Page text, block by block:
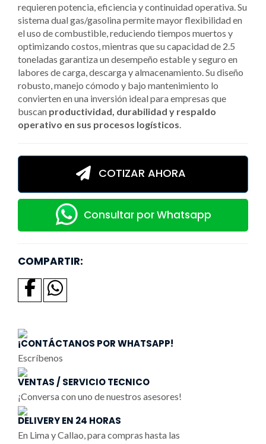
requieren potencia, eficiencia y continuidad operativa. Su
sistema dual gas/gasolina permite mayor flexibilidad en
el uso de combustible, reduciendo tiempos muertos y
optimizando costos, mientras que su capacidad de 2.5
toneladas garantiza un desempeño estable y seguro en
labores de carga, descarga y almacenamiento. Su diseño
robusto, manejo cómodo y bajo mantenimiento lo
convierten en una inversión ideal para empresas que
buscan productividad, durabilidad y respaldo
operativo en sus procesos logísticos.
COTIZAR AHORA
Consultar por Whatsapp
COMPARTIR:
¡CONTÁCTANOS POR WHATSAPP!
Escríbenos
VENTAS / SERVICIO TECNICO
¡Conversa con uno de nuestros asesores!
DELIVERY EN 24 HORAS
En Lima y Callao, para compras hasta las